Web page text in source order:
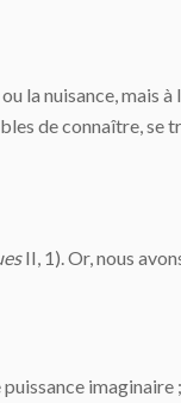
la nuisance, mais à
de connaître,
II, 1). Or, nous
imaginaire